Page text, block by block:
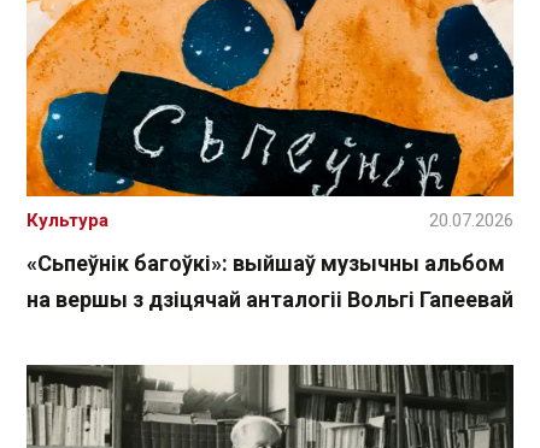
«Сьпеўнік багоўкі»: выйшаў музычны альбом
на вершы з дзіцячай анталогіі Вольгі Гапеевай
Культура 20.07.2026